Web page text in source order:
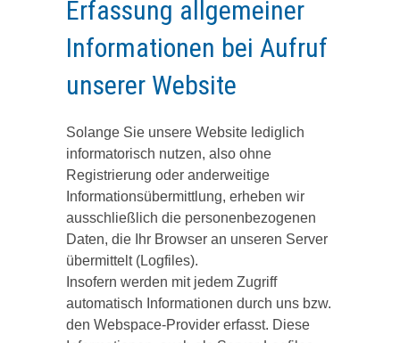
Erfassung allgemeiner
Informationen bei Aufruf
unserer Website
Solange Sie unsere Website lediglich
informatorisch nutzen, also ohne
Registrierung oder anderweitige
Informationsübermittlung, erheben wir
ausschließlich die personenbezogenen
Daten, die Ihr Browser an unseren Server
übermittelt (Logfiles).
Insofern werden mit jedem Zugriff
automatisch Informationen durch uns bzw.
den Webspace-Provider erfasst. Diese